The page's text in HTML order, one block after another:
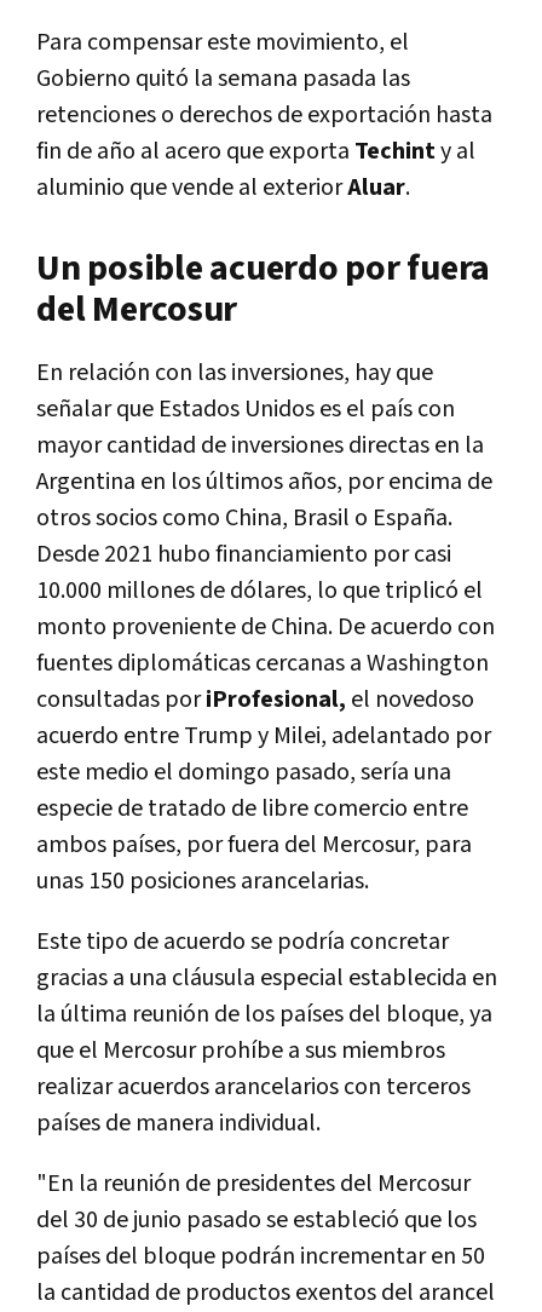
Para compensar este movimiento, el
Gobierno quitó la semana pasada las
retenciones o derechos de exportación hasta
fin de año al acero que exporta Techinty al
aluminio que vende al exteriorAluar.
Un posible acuerdo por fuera
del Mercosur
En relación con las inversiones, hay que
señalar que Estados Unidos es el país con
mayor cantidad de inversiones directas en la
Argentina en los últimos años, por encima de
otros socios como China, Brasil o España.
Desde 2021 hubo financiamiento por casi
10.000 millones de dólares, lo que triplicó el
monto proveniente de China. De acuerdo con
fuentes diplomáticas cercanas a Washington
consultadas poriProfesional, el novedoso
acuerdo entre Trump y Milei, adelantado por
este medio el domingo pasado, sería una
especie de tratado de libre comercio entre
ambos países, por fuera del Mercosur, para
unas 150 posiciones arancelarias.
Este tipo de acuerdo se podría concretar
gracias a una cláusula especial establecida en
la última reunión de los países del bloque, ya
que el Mercosur prohíbe a sus miembros
realizar acuerdos arancelarios con terceros
países de manera individual.
"En la reunión de presidentes del Mercosur
del 30 de junio pasado se estableció que los
países del bloque podrán incrementar en 50
la cantidad de productos exentos del arancel